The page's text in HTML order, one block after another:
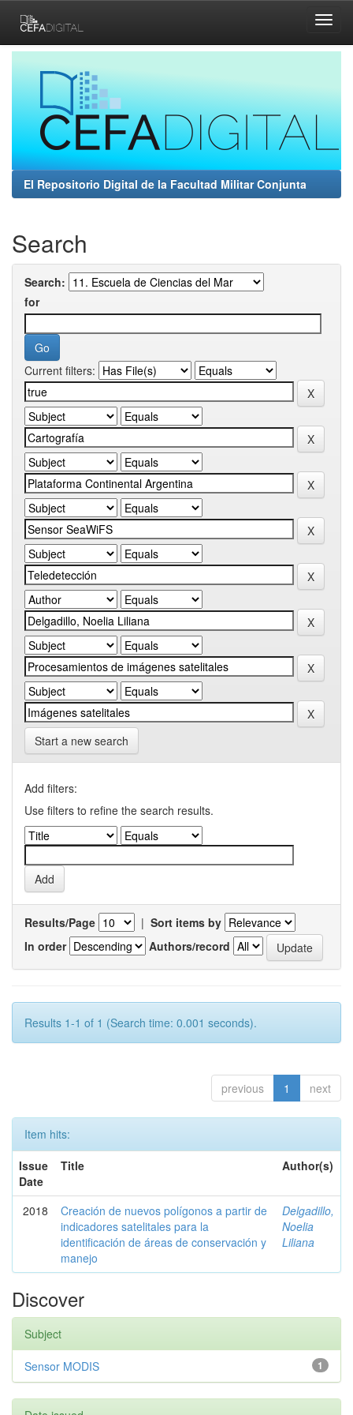
navigation
El Repositorio Digital de la Facultad Militar Conjunta
Search
Search:
for
Current filters:
Start a new search
Add filters:
Use filters to refine the search results.
Results/Page | Sort items by
In order
Authors/record
Results 1-1 of 1 (Search time: 0.001 seconds).
previous 1 next
Item hits:
Issue
Date
Title Author(s)
2018
Creación de nuevos polígonos a partir de
indicadores satelitales para la
identificación de áreas de conservación y
manejo
Delgadillo,
Noelia
Liliana
Discover
Subject
1
Sensor MODIS